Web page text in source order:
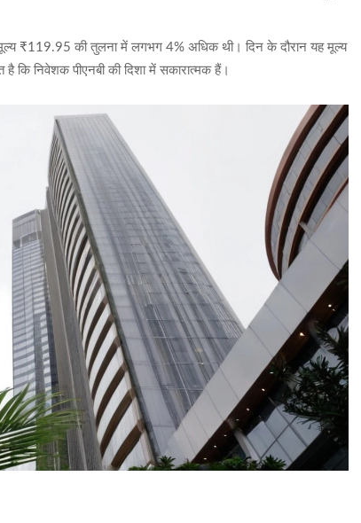
₹119.95 की तुलना में लगभग 4% अधिक थी। दिन के दौरान यह मूल्य
निवेशक पीएनबी की दिशा में सकारात्मक हैं।